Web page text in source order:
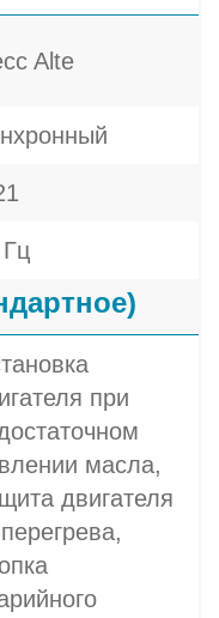
Alte
при
масла,
двигателя